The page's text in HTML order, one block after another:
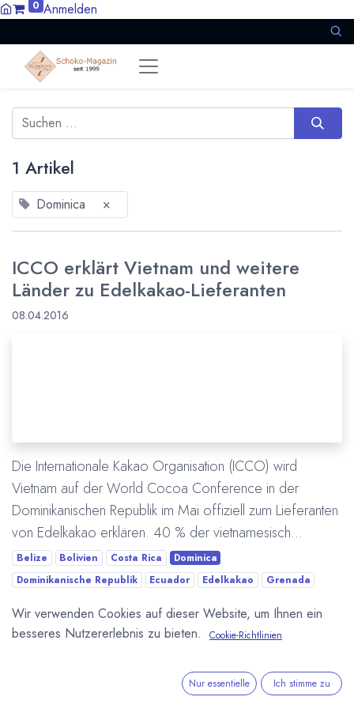
0 Anmelden
1 Artikel
Dominica ×
ICCO erklärt Vietnam und weitere
Länder zu Edelkakao-Lieferanten
08.04.2016
Die Internationale Kakao Organisation (ICCO) wird
Vietnam auf der World Cocoa Conference in der
Dominikanischen Republik im Mai offiziell zum Lieferanten
von Edelkakao erklären. 40 % der vietnamesisch...
Belize Bolivien Costa Rica
Dominica
Dominikanische Republik
Ecuador Edelkakao
Grenada
International Cocoa Organization (ICCO)
Jamaica
Peru
Saint Lucia
Trinidad und Tobago
Venezuela
Wir verwenden Cookies auf dieser Website, um Ihnen ein
besseres Nutzererlebnis zu bieten.
Cookie-Richtlinien
Nur essentielle Ich stimme zu